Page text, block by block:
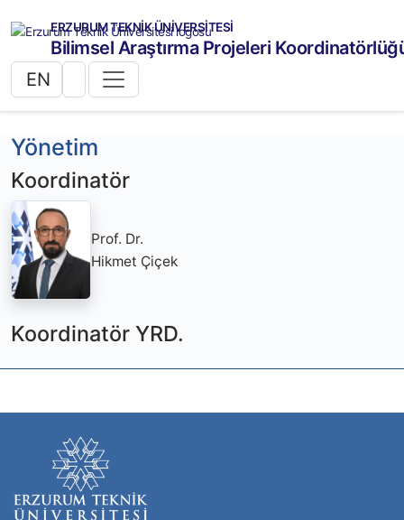
ERZURUM TEKNİK ÜNİVERSİTESİ
Bilimsel Araştırma Projeleri
EN
Yönetim
Koordinatör
Prof. Dr.
Hikmet Çiçek
Koordinatör YRD.